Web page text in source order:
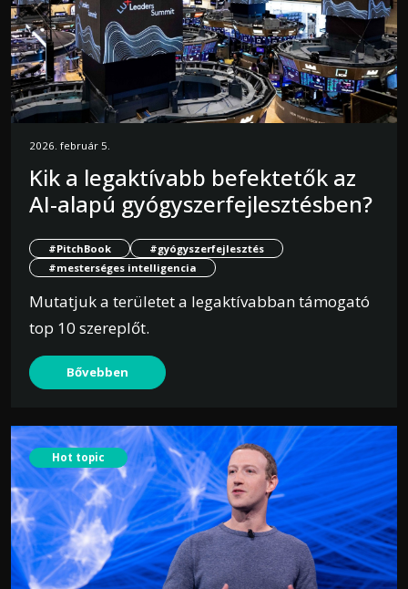
2026. február 5.
Kik a legaktívabb befektetők az
AI-alapú gyógyszerfejlesztésben?
#PitchBook
#gyógyszerfejlesztés
#mesterséges intelligencia
Mutatjuk a területet a legaktívabban támogató
top 10 szereplőt.
Bővebben
Hot topic